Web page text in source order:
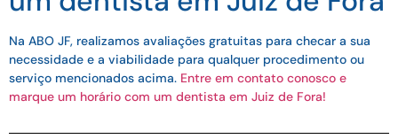
Na ABO JF, realizamos avaliações gratuitas para checar a sua
necessidade e a viabilidade para qualquer procedimento ou
serviço mencionados acima. Entre em contato conosco e
marque um horário com um dentista em Juiz de Fora!